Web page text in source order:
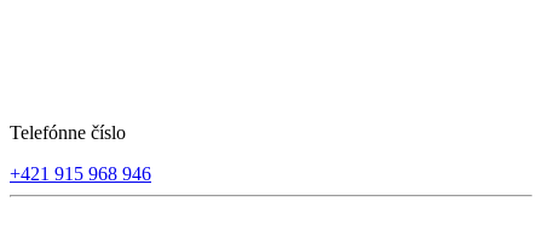
Telefónne číslo
+421 915 968 946